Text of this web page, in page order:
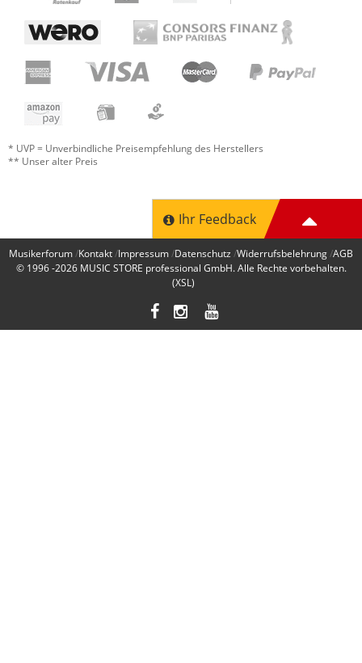
* UVP = Unverbindliche Preisempfehlung des Herstellers
** Unser alter Preis
Ihr Feedback
Musikerforum Kontakt Impressum Datenschutz Widerrufsbelehrung AGB
© 1996 -2026 MUSIC STORE professional GmbH. Alle Rechte vorbehalten.
(XSL)